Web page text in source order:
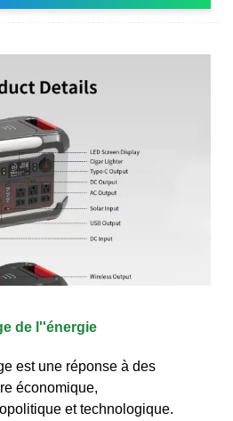
de l''énergie
est une réponse à des
économique,
et technologique.